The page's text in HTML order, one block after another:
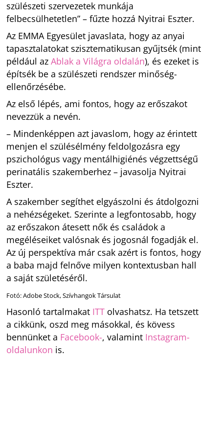
szülészeti szervezetek munkája
felbecsülhetetlen” – fűzte hozzá Nyitrai Eszter.
Az EMMA Egyesület javaslata, hogy az anyai
tapasztalatokat szisztematikusan gyűjtsék (mint
például az Ablak a Világra oldalán), és ezeket is
építsék be a szülészeti rendszer minőség-
ellenőrzésébe.
Az első lépés, ami fontos, hogy az erőszakot
nevezzük a nevén.
– Mindenképpen azt javaslom, hogy az érintett
menjen el szülésélmény feldolgozásra egy
pszichológus vagy mentálhigiénés végzettségű
perinatális szakemberhez – javasolja Nyitrai
Eszter.
A szakember segíthet elgyászolni és átdolgozni
a nehézségeket. Szerinte a legfontosabb, hogy
az erőszakon átesett nők és családok a
megéléseiket valósnak és jogosnál fogadják el.
Az új perspektíva már csak azért is fontos, hogy
a baba majd felnőve milyen kontextusban hall
a saját születéséről.
Fotó: Adobe Stock, Szívhangok Társulat
Hasonló tartalmakat ITT olvashatsz. Ha tetszett
a cikkünk, oszd meg másokkal, és kövess
bennünket a Facebook-, valamint Instagram-
oldalunkon is.